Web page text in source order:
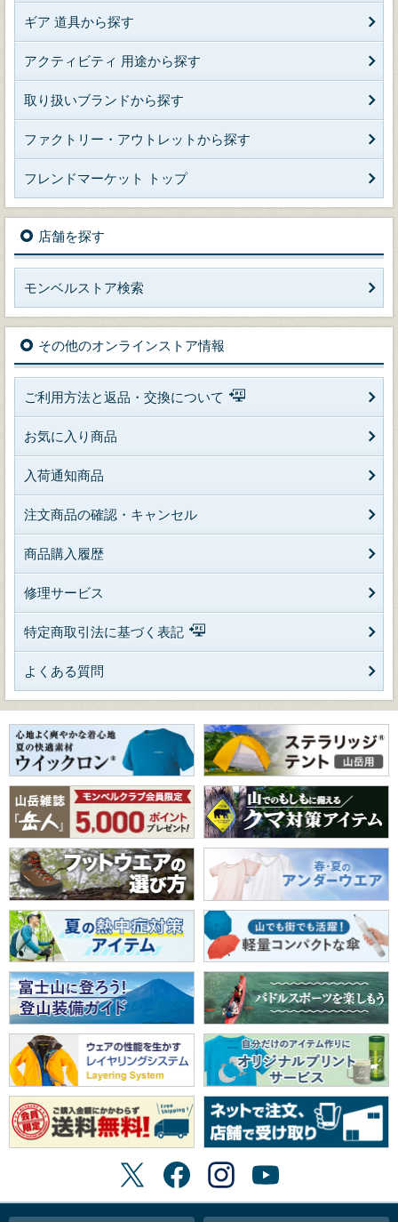
ギア 道具から探す
アクティビティ 用途から探す
取り扱いブランドから探す
ファクトリー・アウトレットから探す
フレンドマーケット トップ
店舗を探す
モンベルストア検索
その他のオンラインストア情報
ご利用方法と返品・交換について
お気に入り商品
入荷通知商品
注文商品の確認・キャンセル
商品購入履歴
修理サービス
特定商取引法に基づく表記
よくある質問